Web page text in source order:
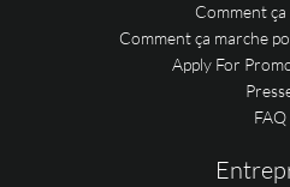
Comment
Comment ça marche
Apply For
FAQ